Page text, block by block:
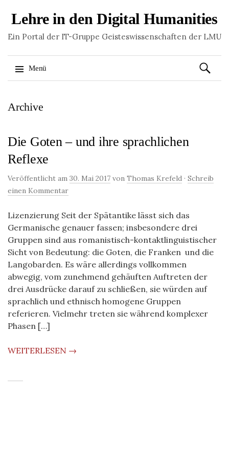
Lehre in den Digital Humanities
Ein Portal der IT-Gruppe Geisteswissenschaften der LMU
Menü
zum
Suchen
nach:
Archive
Die Goten – und ihre sprachlichen
Reflexe
Veröffentlicht am 30. Mai 2017 von Thomas Krefeld · Schreib
einen Kommentar
Lizenzierung Seit der Spätantike lässt sich das
Germanische genauer fassen; insbesondere drei
Gruppen sind aus romanistisch-kontaktlinguistischer
Sicht von Bedeutung: die Goten, die Franken und die
Langobarden. Es wäre allerdings vollkommen
abwegig, vom zunehmend gehäuften Auftreten der
drei Ausdrücke darauf zu schließen, sie würden auf
sprachlich und ethnisch homogene Gruppen
referieren. Vielmehr treten sie während komplexer
Phasen […]
WEITERLESEN →